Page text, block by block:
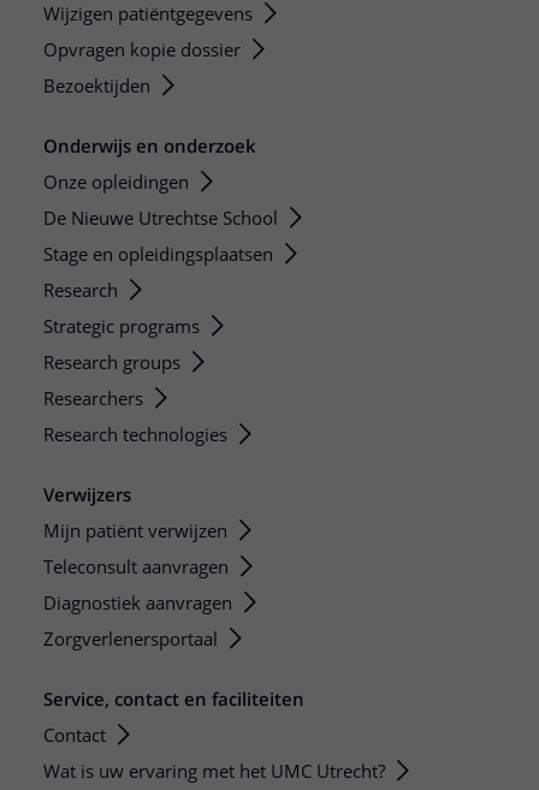
Wijzigen patiëntgegevens
Opvragen kopie dossier
Bezoektijden
Onderwijs en onderzoek
Onze opleidingen
De Nieuwe Utrechtse School
Stage en opleidingsplaatsen
Research
Strategic programs
Research groups
Researchers
Research technologies
Verwijzers
Mijn patiënt verwijzen
Teleconsult aanvragen
Diagnostiek aanvragen
Zorgverlenersportaal
Service, contact en faciliteiten
Contact
Wat is uw ervaring met het UMC Utrecht?